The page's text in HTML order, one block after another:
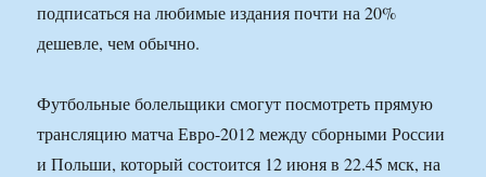
подписаться на любимые издания почти на 20%
дешевле, чем обычно.
Футбольные болельщики смогут посмотреть прямую
трансляцию матча Евро-2012 между сборными России
и Польши, который состоится 12 июня в 22.45 мск, на